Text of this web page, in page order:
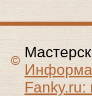
Fanky.ru: